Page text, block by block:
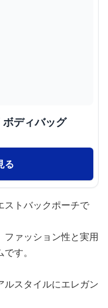
ディバッグ
る
ストバックポーチで
ファッション性と実用
す。
スタイルにエレガン